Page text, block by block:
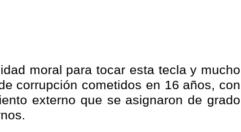
moral para tocar esta tecla y mucho
corrupción cometidos en 16 años, con
externo que se asignaron de grado